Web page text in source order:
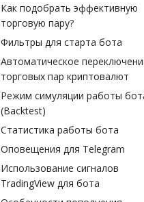
Как подобрать эффективную
торговую пару?
Фильтры для старта бота
Автоматическое
торговых пар криптовалют
Режим симуляции работы
(Backtest)
Статистика работы бота
Оповещения для Telegram
Использование сигналов
TradingView для бота